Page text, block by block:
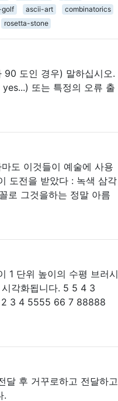
golf ascii-art
combinatorics
rosetta-stone
90 도인 경우) 말하십시오.
또는 특정의 오류 출
도 이것들이 예술에 사용
도전을 받았다 : 녹색 삼각
로 그것을하는 정말 아름
1 단위 높이의 수평 브러시
시각화됩니다. 5 5 4 3
2 3 4 5555 66 7 88888
달 후 거꾸로하고 전달하고
.